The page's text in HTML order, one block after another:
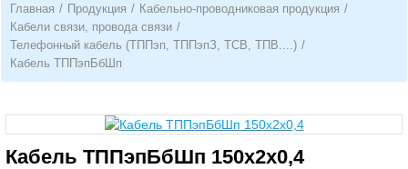
Главная / Продукция / Кабельно-проводниковая продукция /
Кабели связи, провода связи /
Телефонный кабель (ТППэп, ТППэпЗ, ТСВ, ТПВ....) /
Кабель ТППэпБбШп
Кабель ТППэпБбШп 150х2х0,4